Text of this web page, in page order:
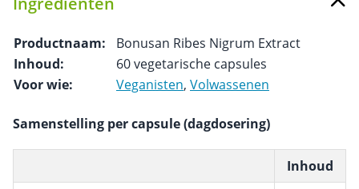
Productnaam:
Bonusan Ribes Nigrum Extract
Inhoud:
60 vegetarische capsules
Voor wie:
Veganisten, Volwassenen
Samenstelling per capsule (dagdosering)
Inhoud